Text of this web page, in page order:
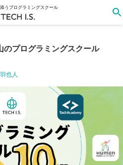
うプログラミングスクール
のプログラミングスクール
也人